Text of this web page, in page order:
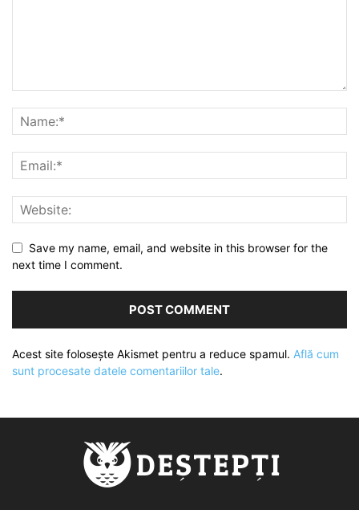
Save my name, email, and website in this browser for the
next time I comment.
Acest site folosește Akismet pentru a reduce spamul. Află cum
sunt procesate datele comentariilor tale.